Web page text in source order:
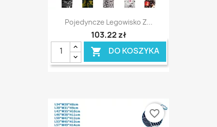
Pojedyncze Legowisko Z...
103,22 zł
 DO KOSZYKA
favorite_border